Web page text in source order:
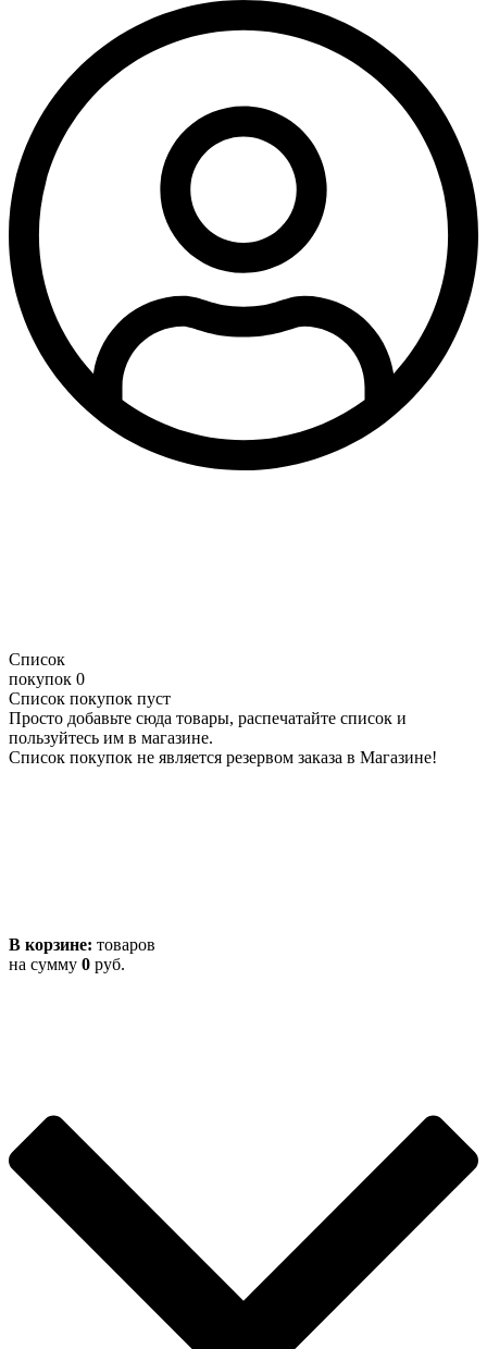
Список
покупок 0
Список покупок пуст
Просто добавьте сюда товары, распечатайте список и
пользуйтесь им в магазине.
Список покупок не является резервом заказа в Магазине!
В корзине: товаров
на сумму 0 руб.